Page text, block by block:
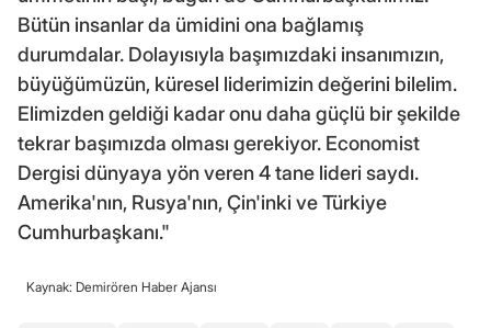
Bütün insanlar da ümidini ona bağlamış
durumdalar. Dolayısıyla başımızdaki insanımızın,
büyüğümüzün, küresel liderimizin değerini bilelim.
Elimizden geldiği kadar onu daha güçlü bir şekilde
tekrar başımızda olması gerekiyor. Economist
Dergisi dünyaya yön veren 4 tane lideri saydı.
Amerika'nın, Rusya'nın, Çin'inki ve Türkiye
Cumhurbaşkanı."
Kaynak: Demirören Haber Ajansı